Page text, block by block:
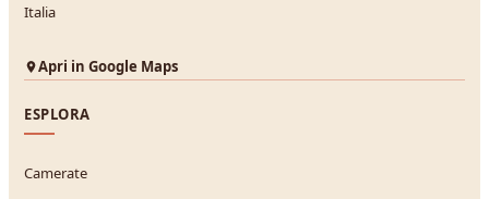
Italia
Apri in Google Maps
ESPLORA
Camerate